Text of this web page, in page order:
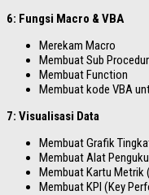
6: Fungsi Macro & VBA
Merekam Macro
Membuat Sub
Membuat Function
Membuat kode VBA
7: Visualisasi Data
Membuat Grafik
Membuat Alat
Membuat Kartu Metrik
Membuat KPI (Key